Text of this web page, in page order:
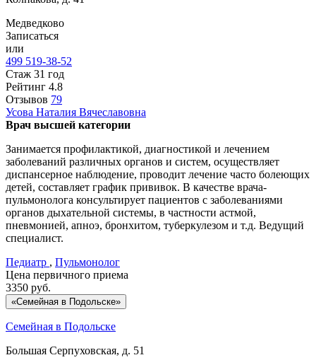
Медведково
Записаться
или
499 519-38-52
Стаж 31 год
Рейтинг 4.8
Отзывов 79
Усова Наталия Вячеславовна
Врач высшей категории
Занимается профилактикой, диагностикой и лечением
заболеваний различных органов и систем, осуществляет
диспансерное наблюдение, проводит лечение часто болеющих
детей, составляет график прививок. В качестве врача-
пульмонолога консультирует пациентов с заболеваниями
органов дыхательной системы, в частности астмой,
пневмонией, апноэ, бронхитом, туберкулезом и т.д. Ведущий
специалист.
Педиатр , Пульмонолог
Цена первичного приема
3350 руб.
«Семейная в Подольске»
Семейная в Подольске
Большая Серпуховская, д. 51